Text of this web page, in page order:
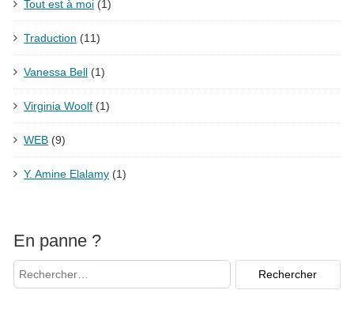
Tout est à moi (1)
Traduction (11)
Vanessa Bell (1)
Virginia Woolf (1)
WEB (9)
Y. Amine Elalamy (1)
En panne ?